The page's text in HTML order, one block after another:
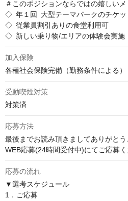
＃このポジションならではの嬉しいメ
◇ 年１回 大型テーマパークのチケッ
◇ 従業員割引ありの食堂利用可
◇ 新しい乗り物/エリアの体験会実施
加入保険
各種社会保険完備（勤務条件による）
受動喫煙対策
対策済
応募方法
最後までお読み頂きましてありがとう
WEB応募(24時間受付中)にてご応募く
応募の流れ
▼選考スケジュール
1．ご応募